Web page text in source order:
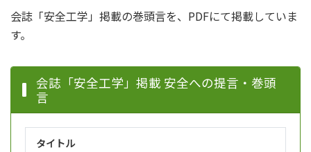
会誌「安全工学」掲載の巻頭言を、PDFにて掲載していま
す。
会誌「安全工学」掲載 安全への提言・巻頭
言
タイトル